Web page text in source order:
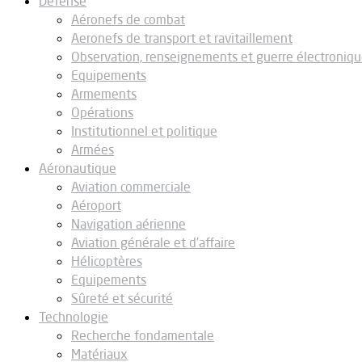
Aéronefs de combat
Aeronefs de transport et ravitaillement
Observation, renseignements et guerre
Equipements
Armements
Opérations
Institutionnel et politique
Armées
Aéronautique
Aviation commerciale
Aéroport
Navigation aérienne
Aviation générale et d’affaire
Hélicoptères
Equipements
Sûreté et sécurité
Technologie
Recherche fondamentale
Matériaux